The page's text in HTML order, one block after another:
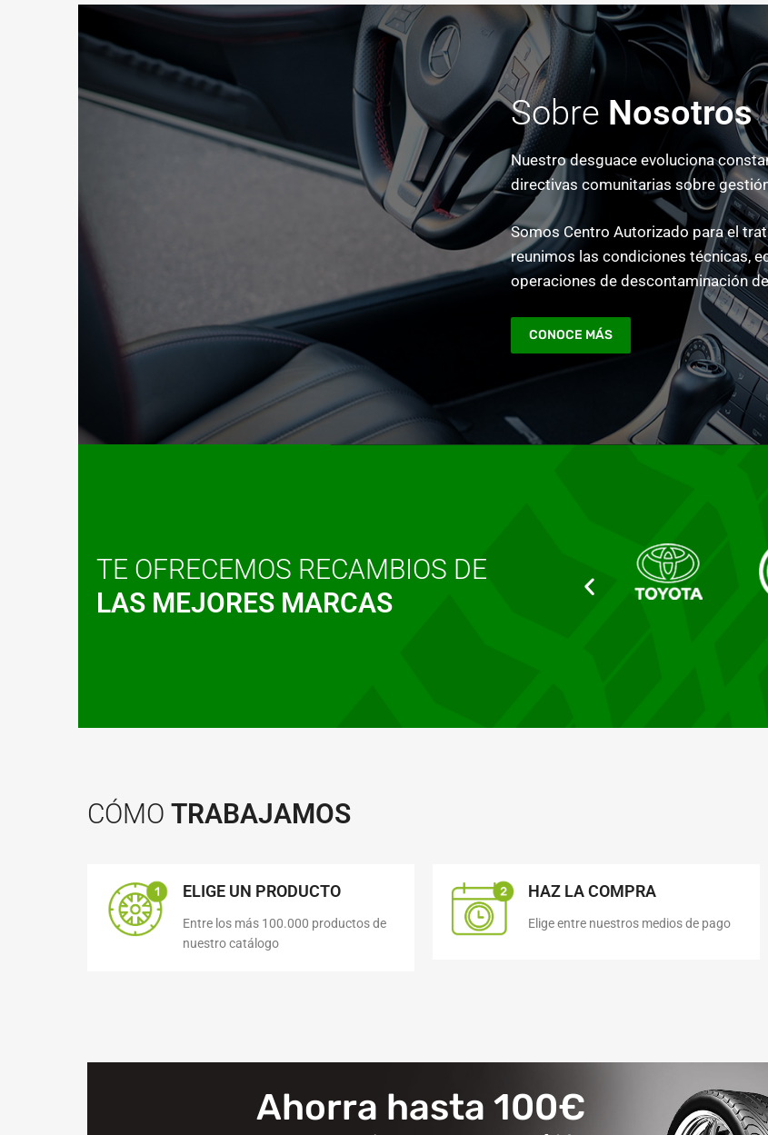
Sobre Nosotros
Nuestro desguace evoluciona
directivas comunitarias sobre
Somos Centro Autorizado para el
reunimos las condiciones técnicas,
operaciones de descontaminación
CONOCE MÁS
TE OFRECEMOS RECAMBIOS DE
LAS MEJORES MARCAS
CÓMO TRABAJAMOS
ELIGE UN PRODUCTO
Entre los más 100.000 productos de
nuestro catálogo
HAZ LA COMPRA
Elige entre nuestros medios de pago
Ahorra hasta 100€